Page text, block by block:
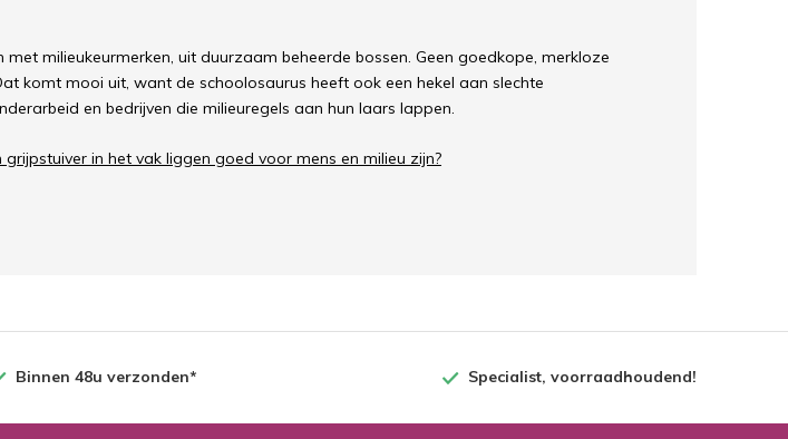
milieukeurmerken, uit duurzaam beheerde bossen. Geen goedkope, merkloze
komt mooi uit, want de schoolosaurus heeft ook een hekel aan slechte
en bedrijven die milieuregels aan hun laars lappen.
in het vak liggen goed voor mens en milieu zijn?
Binnen 48u verzonden* Specialist, voorraadhoudend!